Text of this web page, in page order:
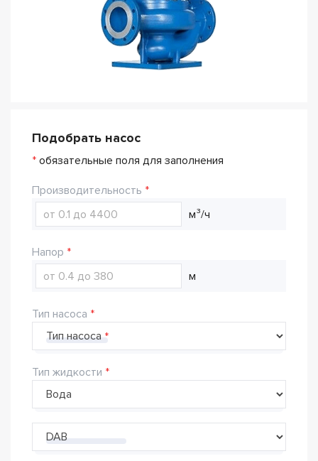
Подобрать насос
* обязательные поля для заполнения
Производительность
м³/ч
Напор
м
Тип насоса
Тип насоса
Тип жидкости
Производитель